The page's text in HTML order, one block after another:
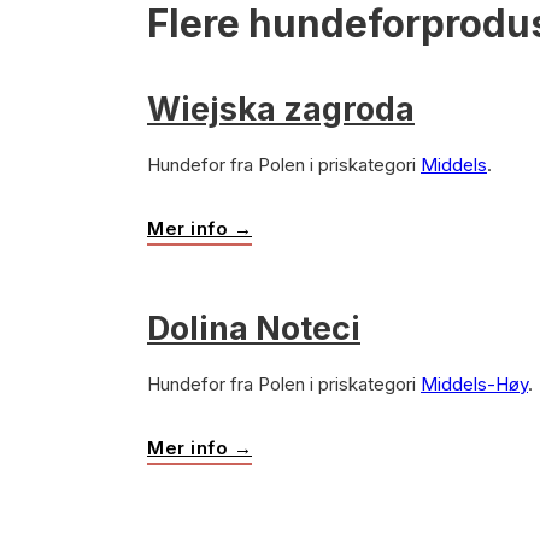
Flere
Wiejska zagroda
Hundefor fra Polen i priskategori Middels.
Mer info →
Dolina Noteci
Hundefor fra Polen i priskategori Middels-Høy.
Mer info →